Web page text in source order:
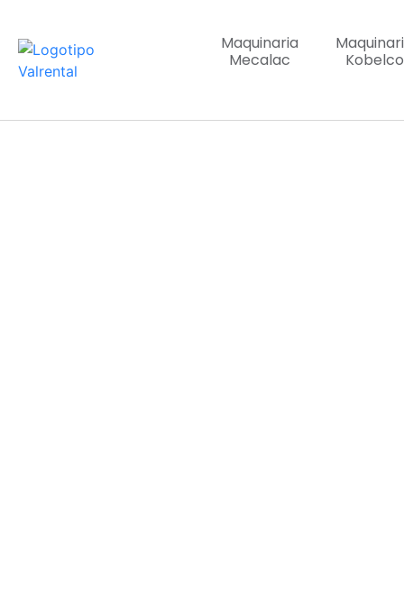
Maquinaria
Mecalac
Kobelco